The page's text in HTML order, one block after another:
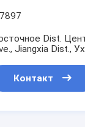
Dist.
Jiangxia Dist.,
Контакт